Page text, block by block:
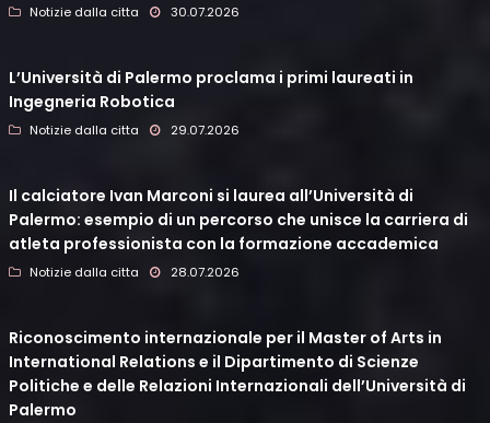
Notizie dalla citta 30.07.2026
L’Università di Palermo proclama i primi laureati in
Ingegneria Robotica
Notizie dalla citta 29.07.2026
Il calciatore Ivan Marconi si laurea all’Università di
Palermo: esempio di un percorso che unisce la carriera di
atleta professionista con la formazione accademica
Notizie dalla citta 28.07.2026
Riconoscimento internazionale per il Master of Arts in
International Relations e il Dipartimento di Scienze
Politiche e delle Relazioni Internazionali dell’Università di
Palermo